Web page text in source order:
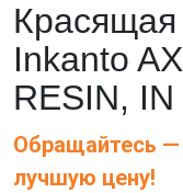
Inkanto
RESIN, IN
Обращайтесь
лучшую цену!